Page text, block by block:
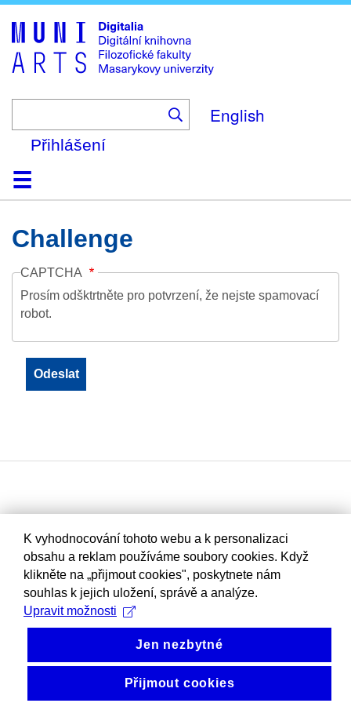
to
main
content
English
Přihlášení
DomůKolekce
Prohlížení
Vyhledávání
O platformě
Nápověda
KontaktDigitalia
Challenge
CAPTCHA
Prosím odšktrtněte pro potvrzení, že nejste spamovací
robot.
K vyhodnocování tohoto webu a k personalizaci
obsahu a reklam používáme soubory cookies. Když
klikněte na „přijmout cookies", poskytnete nám
souhlas k jejich uložení, správě a analýze.
Upravit možnosti
Jen nezbytné
Přijmout cookies